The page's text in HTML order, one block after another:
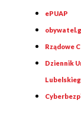
ePUAP
Rządowe
Dziennik